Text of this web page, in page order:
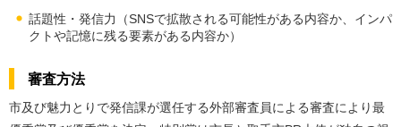
話題性・発信力（SNSで拡散される可能性がある内容か、インパ
クトや記憶に残る要素がある内容か）
審査方法
市及び魅力とりで発信課が選任する外部審査員による審査により最